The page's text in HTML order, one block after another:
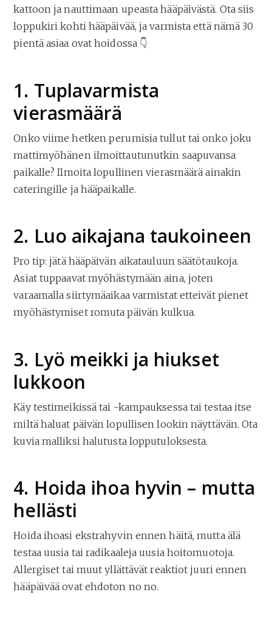
kattoon ja nauttimaan upeasta hääpäivästä. Ota siis
loppukiri kohti hääpäivää, ja varmista että nämä 30
pientä asiaa ovat hoidossa 👇
1. Tuplavarmista
vierasmäärä
Onko viime hetken perumisia tullut tai onko joku
mattimyöhänen ilmoittautunutkin saapuvansa
paikalle? Ilmoita lopullinen vierasmäärä ainakin
cateringille ja hääpaikalle.
2. Luo aikajana taukoineen
Pro tip: jätä hääpäivän aikatauluun säätötaukoja.
Asiat tuppaavat myöhästymään aina, joten
varaamalla siirtymäaikaa varmistat etteivät pienet
myöhästymiset romuta päivän kulkua.
3. Lyö meikki ja hiukset
lukkoon
Käy testimeikissä tai -kampauksessa tai testaa itse
miltä haluat päivän lopullisen lookin näyttävän. Ota
kuvia malliksi halutusta lopputuloksesta.
4. Hoida ihoa hyvin – mutta
hellästi
Hoida ihoasi ekstrahyvin ennen häitä, mutta älä
testaa uusia tai radikaaleja uusia hoitomuotoja.
Allergiset tai muut yllättävät reaktiot juuri ennen
hääpäivää ovat ehdoton no no.